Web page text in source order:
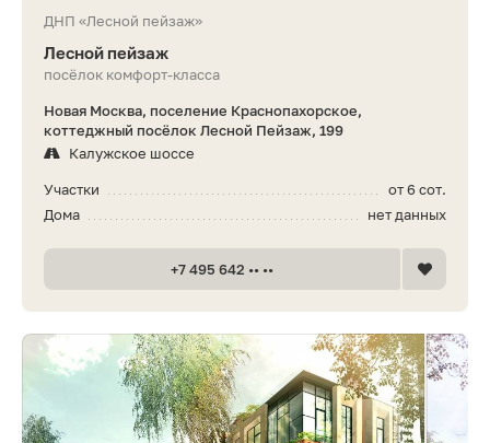
ДНП «Лесной пейзаж»
Лесной пейзаж
посёлок комфорт-класса
Новая Москва, поселение Краснопахорское,
коттеджный посёлок Лесной Пейзаж, 199
Калужское шоссе
от 6 сот.
Участки
нет данных
Дома
+7 495 642 •• ••